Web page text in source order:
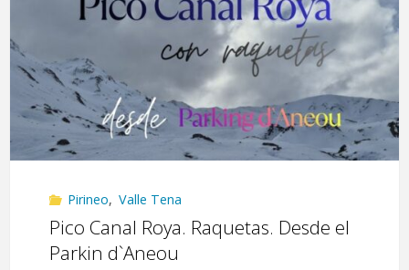
y
crampones"
Pirineo, Valle Tena
Pico Canal Roya. Raquetas. Desde el
Parkin d`Aneou